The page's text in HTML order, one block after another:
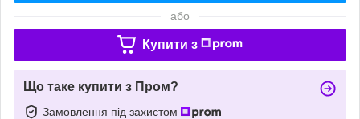
або
Купити з
Що таке купити з Пром?
Замовлення під захистом